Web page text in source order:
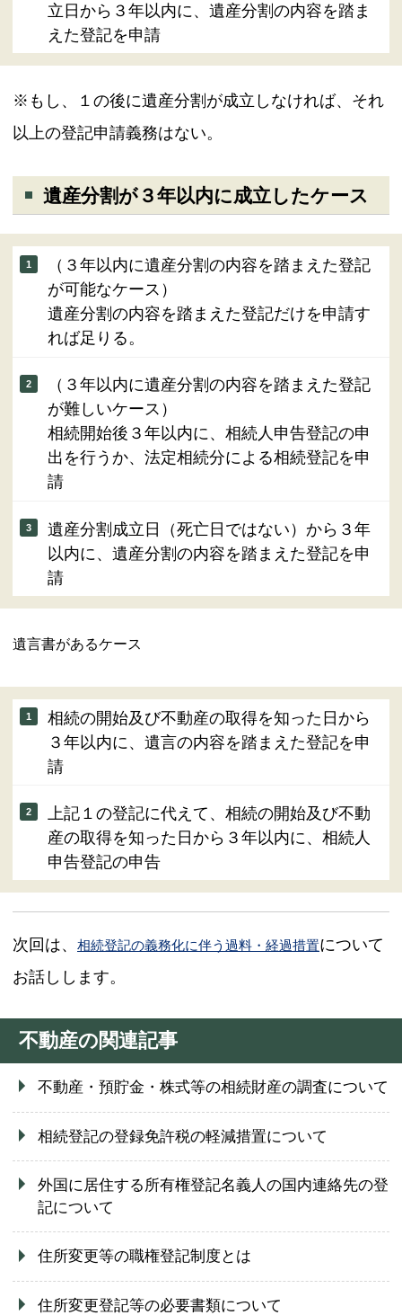
立日から３年以内に、遺産分割の内容を踏ま
えた登記を申請
※もし、１の後に遺産分割が成立しなければ、それ
以上の登記申請義務はない。
遺産分割が３年以内に成立したケース
（３年以内に遺産分割の内容を踏まえた登記
が可能なケース）
遺産分割の内容を踏まえた登記だけを申請す
れば足りる。
（３年以内に遺産分割の内容を踏まえた登記
が難しいケース）
相続開始後３年以内に、相続人申告登記の申
出を行うか、法定相続分による相続登記を申
請
遺産分割成立日（死亡日ではない）から３年
以内に、遺産分割の内容を踏まえた登記を申
請
遺言書があるケース
相続の開始及び不動産の取得を知った日から
３年以内に、遺言の内容を踏まえた登記を申
請
上記１の登記に代えて、相続の開始及び不動
産の取得を知った日から３年以内に、相続人
申告登記の申告
次回は、 相続登記の義務化に伴う過料・経過措置について
お話しします。
不動産の関連記事
不動産・預貯金・株式等の相続財産の調査について
相続登記の登録免許税の軽減措置について
外国に居住する所有権登記名義人の国内連絡先の登
記について
住所変更等の職権登記制度とは
住所変更登記等の必要書類について